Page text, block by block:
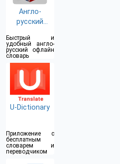
Англо-
русский
Быстрый и
удобный англо-
русский офлайн
словарь
U-Dictionary
Приложение с
бесплатным
словарем и
переводчиком